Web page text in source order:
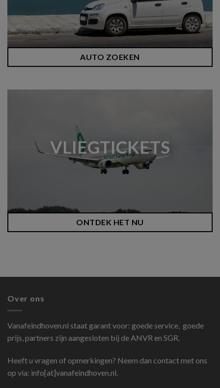
AUTO ZOEKEN
VLIEGTICKETS
ONTDEK HET NU
Over ons
Vanafeindhoven.nl staat garant voor: goede service, goede
prijs, partners zijn aangesloten bij de ANVR en SGR.
Heeft u vragen of opmerkingen? Neem dan contact met ons
op via: info[at]vanafeindhoven.nl.